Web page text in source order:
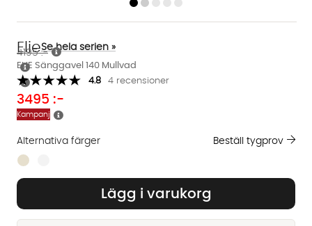
ELIE Sänggavel 140 Mullvad
ElieSe hela serien »
4.8 4 recensioner
3495 :-
4195 :-
Kampanj
Lägg i varukorg
Alternativa färger
Finns även i dessa färger:
Beställ tygprov